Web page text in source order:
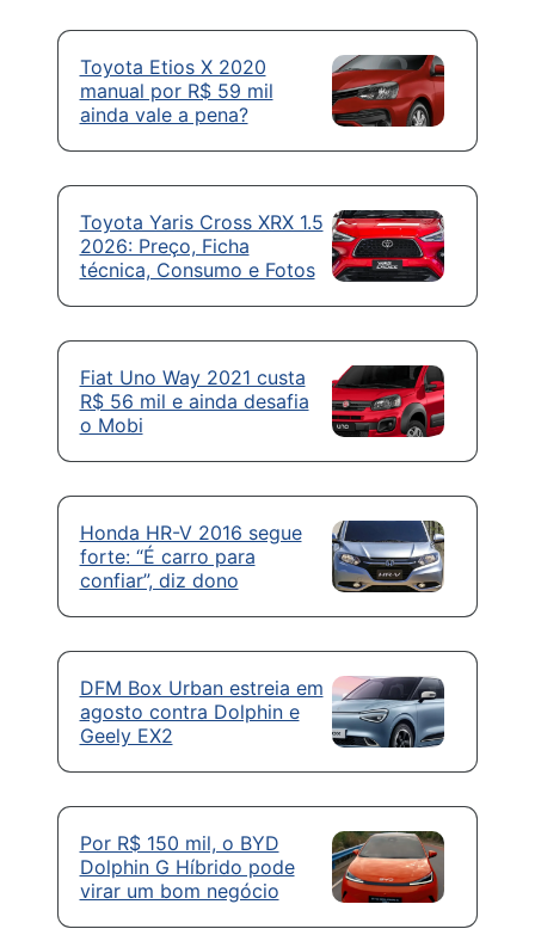
Toyota Etios X 2020
manual por R$ 59 mil
ainda vale a pena?
Toyota Yaris Cross XRX 1.5
2026: Preço, Ficha
técnica, Consumo e Fotos
Fiat Uno Way 2021 custa
R$ 56 mil e ainda desafia
o Mobi
Honda HR-V 2016 segue
forte: “É carro para
confiar”, diz dono
DFM Box Urban estreia em
agosto contra Dolphin e
Geely EX2
Por R$ 150 mil, o BYD
Dolphin G Híbrido pode
virar um bom negócio